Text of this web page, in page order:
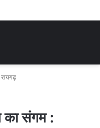
रायगढ़
का संगम :